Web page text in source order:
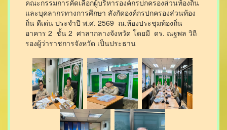
คณะกรรมการคัดเลือกผู้บริหารองค์กรปกครองส่วนท้องถิ่น
และบุคลากรทางการศึกษา สังกัดองค์กรปกครองส่วนท้อง
ถิ่น ดีเด่น ประจำปี พ.ศ. 2569 ณ.ห้องประชุมท้องถิ่น
อาคาร 2 ชั้น 2 ศาลากลางจังหวัด โดยมี ดร. ณฐพล วิถี
รองผู้ว่าราชการจังหวัด เป็นประธาน